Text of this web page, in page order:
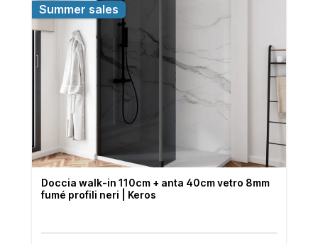
Summer sales
Doccia walk-in 110cm + anta 40cm vetro 8mm
fumé profili neri | Keros